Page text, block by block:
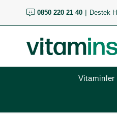
0850 220 21 40 Destek
Vitaminler